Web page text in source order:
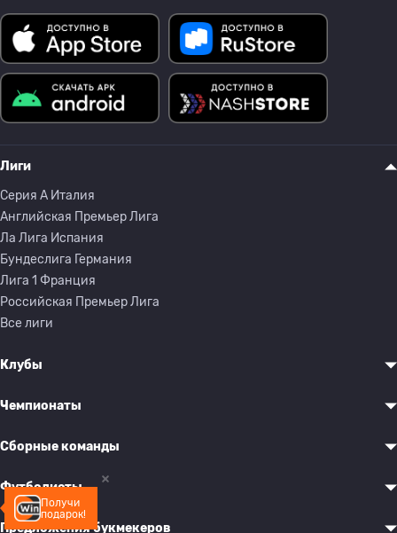
Получи
подарок!
Лиги
Серия A Италия
Английская Премьер Лига
Ла Лига Испания
Бундеслига Германия
Лига 1 Франция
Российская Премьер Лига
Все лиги
Клубы
Чемпионаты
Сборные команды
Футболисты
Предложения букмекеров